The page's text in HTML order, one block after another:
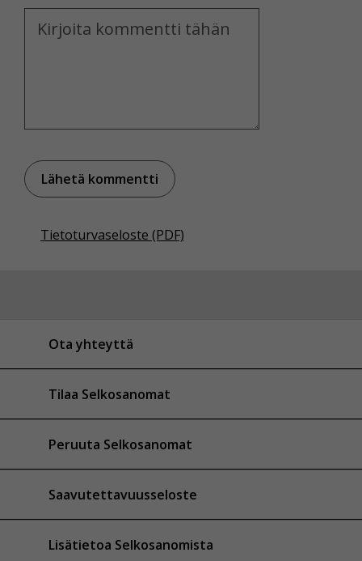
Kommentti
Tietoturvaseloste (PDF)
Ota yhteyttä
Tilaa Selkosanomat
Peruuta Selkosanomat
Saavutettavuusseloste
Lisätietoa Selkosanomista